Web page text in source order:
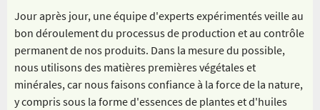
Jour après jour, une équipe d'experts expérimentés veille au
bon déroulement du processus de production et au contrôle
permanent de nos produits. Dans la mesure du possible,
nous utilisons des matières premières végétales et
minérales, car nous faisons confiance à la force de la nature,
y compris sous la forme d'essences de plantes et d'huiles